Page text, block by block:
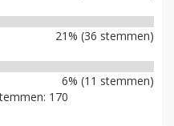
21% (36 stemmen)
6% (11 stemmen)
170